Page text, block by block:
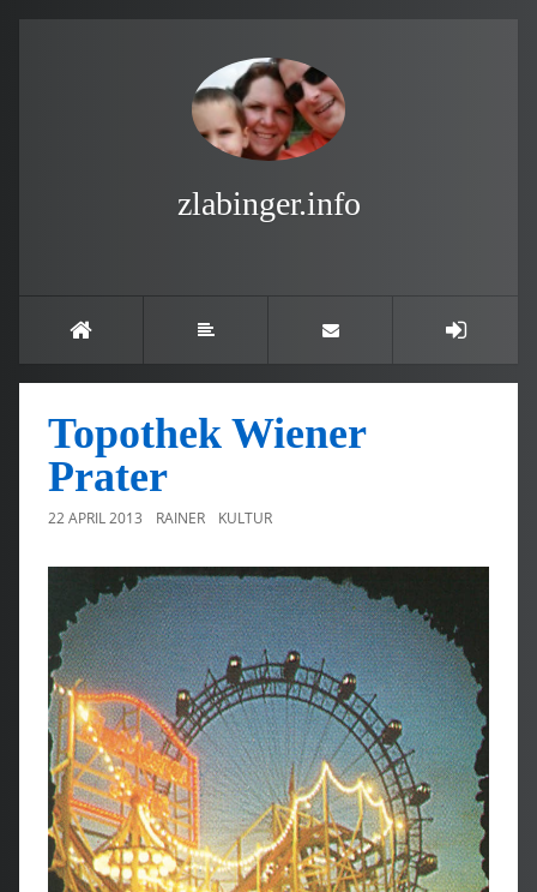
zlabinger.info
Topothek Wiener
Prater
22 APRIL 2013 RAINER KULTUR